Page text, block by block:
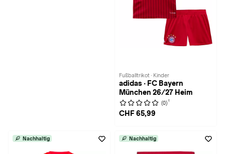
Fußballtrikot · Kinder
adidas · FC Bayern
München 26/27 Heim
(0) 1
CHF 65,99
Nachhaltig Nachhaltig